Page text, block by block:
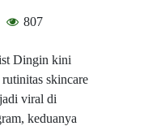
807
Dingin kini
skincare
viral di
keduanya